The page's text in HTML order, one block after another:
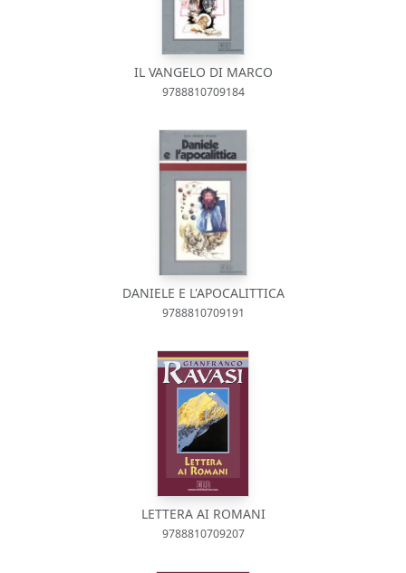
IL VANGELO DI MARCO
9788810709184
DANIELE E L'APOCALITTICA
9788810709191
LETTERA AI ROMANI
9788810709207